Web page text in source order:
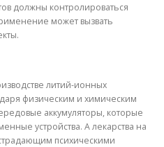
должны контролироваться
может вызвать
литий-ионных
физическим и химическим
аккумуляторы, которые
устройства. А лекарства на
психическими